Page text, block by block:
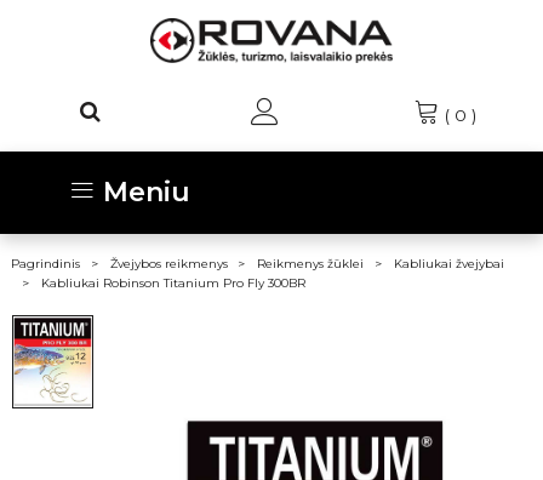
( 0 )
Meniu
Pagrindinis Žvejybos reikmenys Reikmenys žūklei
Kabliukai žvejybai
Kabliukai Robinson Titanium Pro Fly 300BR